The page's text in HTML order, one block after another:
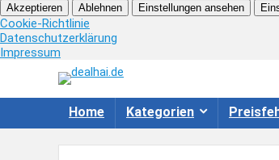
Akzeptieren Ablehnen Einstellungen ansehen
Cookie-Richtlinie
Datenschutzerklärung
Impressum
Home Kategorien